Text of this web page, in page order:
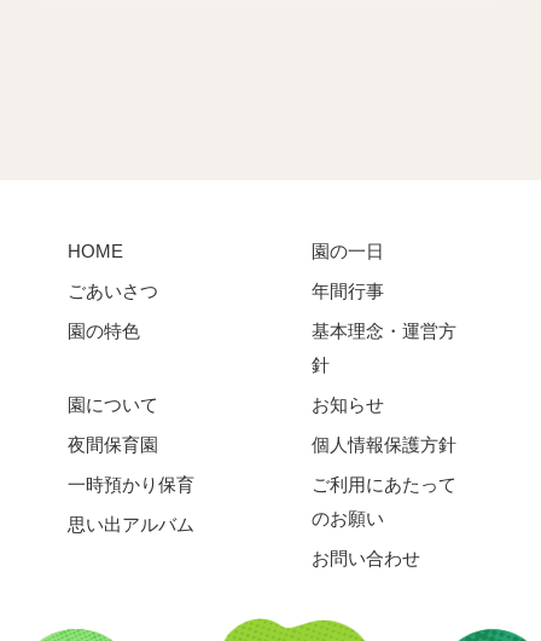
HOME
ごあいさつ
園の特色
園の一日
年間行事
基本理念・運営方
針
園について
夜間保育園
一時預かり保育
思い出アルバム
お知らせ
個人情報保護方針
ご利用にあたって
のお願い
お問い合わせ